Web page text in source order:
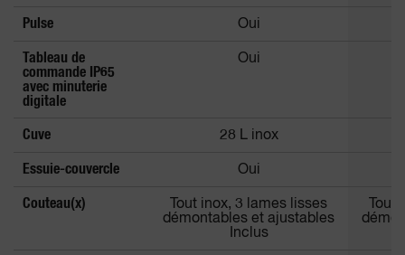
Pulse Oui
Tableau de
commande IP65
avec minuterie
digitale
Oui
Cuve 28 L inox
Essuie-couvercle Oui
Couteau(x)
Tout inox, 3 lames lisses
démontables et ajustables
Inclus